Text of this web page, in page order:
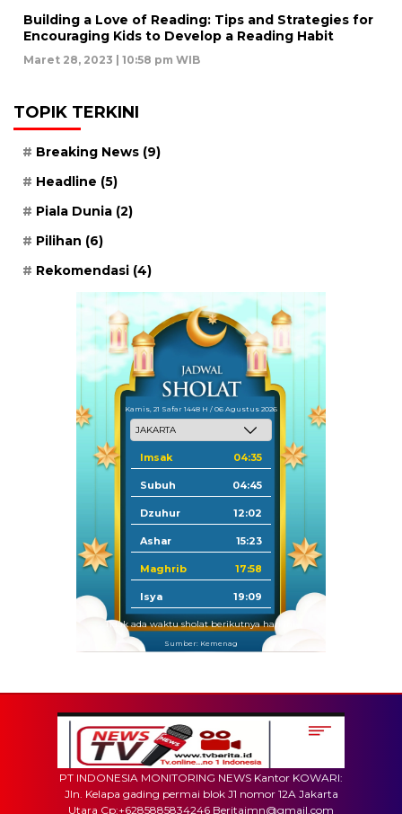
Building a Love of Reading: Tips and Strategies for
Encouraging Kids to Develop a Reading Habit
Maret 28, 2023 | 10:58 pm WIB
TOPIK TERKINI
Breaking News (9)
Headline (5)
Piala Dunia (2)
Pilihan (6)
Rekomendasi (4)
Kamis, 21 Safar 1448 H / 06 Agustus 2026
Imsak 04:35
Subuh 04:45
Dzuhur 12:02
Ashar 15:23
Maghrib 17:58
Isya 19:09
Tidak ada waktu sholat berikutnya hari ini.
Sumber: Kemenag
PT INDONESIA MONITORING NEWS Kantor KOWARI:
Jln. Kelapa gading permai blok J1 nomor 12A Jakarta
Utara Cp:+6285885834246 Beritaimn@gmail.com